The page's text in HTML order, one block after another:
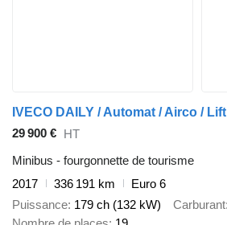
IVECO DAILY / Automat / Airco / Lift
29 900 € HT
Minibus - fourgonnette de tourisme
2017
336 191 km
Euro 6
Puissance 179 ch (132 kW) Carburant